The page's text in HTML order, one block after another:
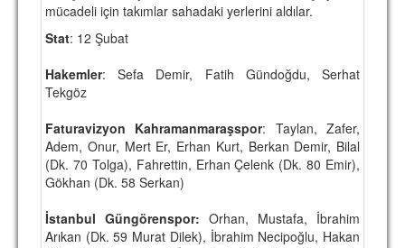
mücadeli için takımlar sahadaki yerlerini aldılar.
Stat: 12 Şubat
Hakemler: Sefa Demir, Fatih Gündoğdu, Serhat
Tekgöz
Faturavizyon Kahramanmaraşspor: Taylan, Zafer,
Adem, Onur, Mert Er, Erhan Kurt, Berkan Demir, Bilal
(Dk. 70 Tolga), Fahrettin, Erhan Çelenk (Dk. 80 Emir),
Gökhan (Dk. 58 Serkan)
İstanbul Güngörenspor: Orhan, Mustafa, İbrahim
Arıkan (Dk. 59 Murat Dilek), İbrahim Necipoğlu, Hakan